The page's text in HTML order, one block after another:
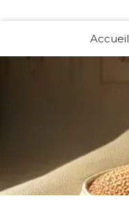
Accueil